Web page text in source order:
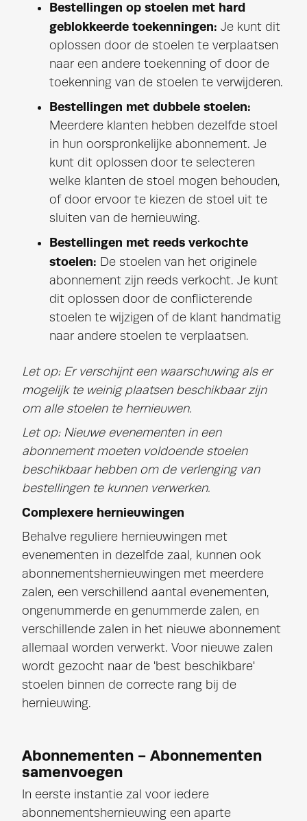
Bestellingen op stoelen met hard
geblokkeerde toekenningen: Je kunt dit
oplossen door de stoelen te verplaatsen
naar een andere toekenning of door de
toekenning van de stoelen te verwijderen.
Bestellingen met dubbele stoelen:
Meerdere klanten hebben dezelfde stoel
in hun oorspronkelijke abonnement. Je
kunt dit oplossen door te selecteren
welke klanten de stoel mogen behouden,
of door ervoor te kiezen de stoel uit te
sluiten van de hernieuwing.
Bestellingen met reeds verkochte
stoelen: De stoelen van het originele
abonnement zijn reeds verkocht. Je kunt
dit oplossen door de conflicterende
stoelen te wijzigen of de klant handmatig
naar andere stoelen te verplaatsen.
Let op:Er verschijnt een waarschuwing als er
mogelijk te weinig plaatsen beschikbaar zijn
om alle stoelen te hernieuwen.
Let op: Nieuwe evenementen in een
abonnement moeten voldoende stoelen
beschikbaar hebben om de verlenging van
bestellingen te kunnen verwerken.
Complexere hernieuwingen
Behalve reguliere hernieuwingen met
evenementen in dezelfde zaal, kunnen ook
abonnementshernieuwingen met meerdere
zalen, een verschillend aantal evenementen,
ongenummerde en genummerde zalen, en
verschillende zalen in het nieuwe abonnement
allemaal worden verwerkt. Voor nieuwe zalen
wordt gezocht naar de 'best beschikbare'
stoelen binnen de correcte rang bij de
hernieuwing.
Abonnementen - Abonnementen
samenvoegen
In eerste instantie zal voor iedere
abonnementshernieuwing een aparte